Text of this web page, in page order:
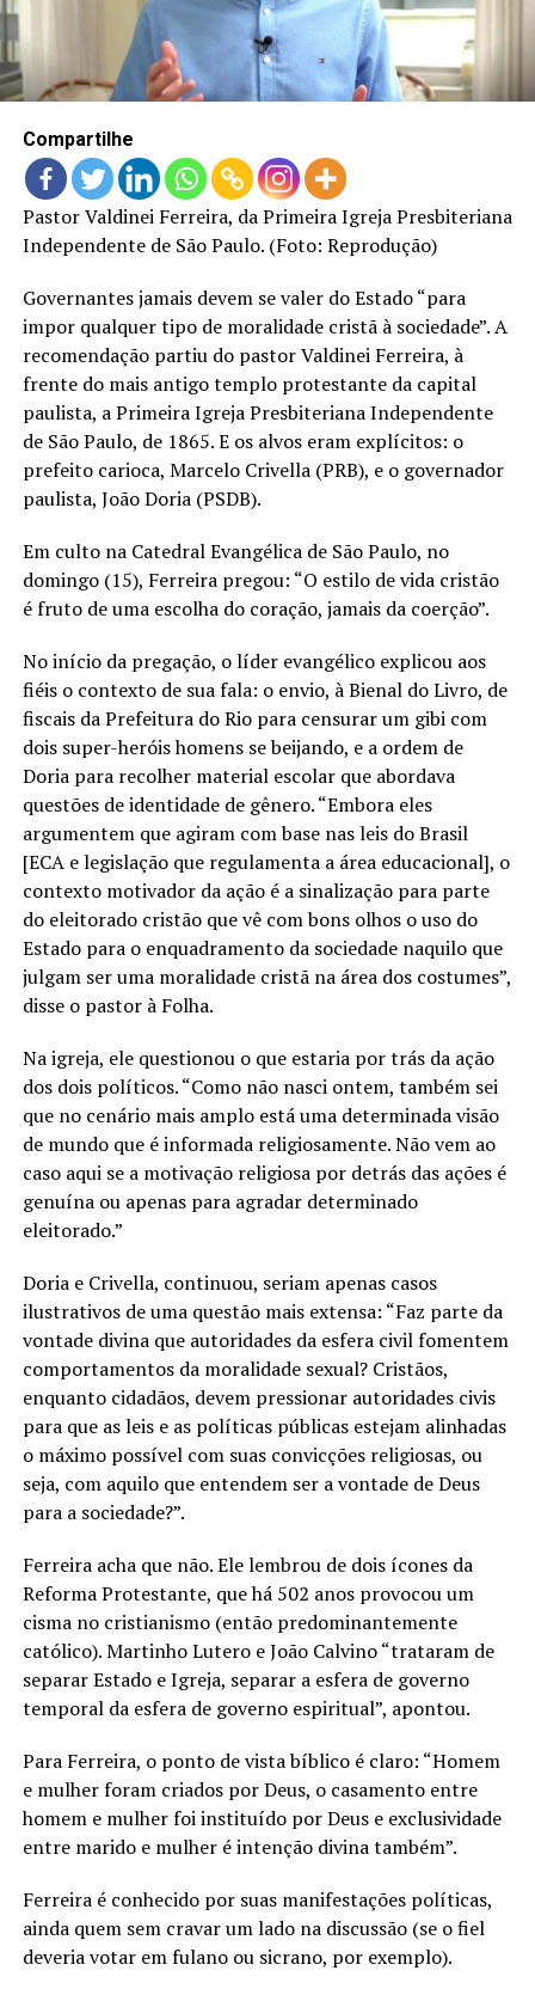
LANÇAMENTOS
Compartilhe
Pastor Valdinei Ferreira, da Primeira Igreja Presbiteriana
Independente de São Paulo. (Foto: Reprodução)
Governantes jamais devem se valer do Estado “para
impor qualquer tipo de moralidade cristã à sociedade”. A
recomendação partiu do pastor Valdinei Ferreira, à
frente do mais antigo templo protestante da capital
paulista, a Primeira Igreja Presbiteriana Independente
de São Paulo, de 1865. E os alvos eram explícitos: o
prefeito carioca, Marcelo Crivella (PRB), e o governador
paulista, João Doria (PSDB).
Em culto na Catedral Evangélica de São Paulo, no
domingo (15), Ferreira pregou: “O estilo de vida cristão
é fruto de uma escolha do coração, jamais da coerção”.
No início da pregação, o líder evangélico explicou aos
fiéis o contexto de sua fala: o envio, à Bienal do Livro, de
fiscais da Prefeitura do Rio para censurar um gibi com
dois super-heróis homens se beijando, e a ordem de
Doria para recolher material escolar que abordava
questões de identidade de gênero. “Embora eles
argumentem que agiram com base nas leis do Brasil
[ECA e legislação que regulamenta a área educacional], o
contexto motivador da ação é a sinalização para parte
do eleitorado cristão que vê com bons olhos o uso do
Estado para o enquadramento da sociedade naquilo que
julgam ser uma moralidade cristã na área dos costumes”,
disse o pastor à Folha.
Na igreja, ele questionou o que estaria por trás da ação
dos dois políticos. “Como não nasci ontem, também sei
que no cenário mais amplo está uma determinada visão
de mundo que é informada religiosamente. Não vem ao
caso aqui se a motivação religiosa por detrás das ações é
genuína ou apenas para agradar determinado
eleitorado.”
Doria e Crivella, continuou, seriam apenas casos
ilustrativos de uma questão mais extensa: “Faz parte da
vontade divina que autoridades da esfera civil fomentem
comportamentos da moralidade sexual? Cristãos,
enquanto cidadãos, devem pressionar autoridades civis
para que as leis e as políticas públicas estejam alinhadas
o máximo possível com suas convicções religiosas, ou
seja, com aquilo que entendem ser a vontade de Deus
para a sociedade?”.
Ferreira acha que não. Ele lembrou de dois ícones da
Reforma Protestante, que há 502 anos provocou um
cisma no cristianismo (então predominantemente
católico). Martinho Lutero e João Calvino “trataram de
separar Estado e Igreja, separar a esfera de governo
temporal da esfera de governo espiritual”, apontou.
Para Ferreira, o ponto de vista bíblico é claro: “Homem
e mulher foram criados por Deus, o casamento entre
homem e mulher foi instituído por Deus e exclusividade
entre marido e mulher é intenção divina também”.
Ferreira é conhecido por suas manifestações políticas,
ainda quem sem cravar um lado na discussão (se o fiel
deveria votar em fulano ou sicrano, por exemplo).